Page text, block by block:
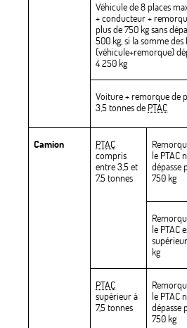
Véhicule de 8 places
+ conducteur +
plus de 750 kg sans
500 kg, si la somme des
(véhicule+remorque)
4 250 kg
Voiture + remorque de
3,5 tonnes de PTAC
Camion
PTAC
compris
entre 3,5 et
7,5 tonnes
le PTAC
dépasse
750 kg
le PTAC
kg
PTAC
supérieur à
7,5 tonnes
le PTAC
dépasse
750 kg